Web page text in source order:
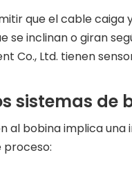
que el cable
inclinan o giran
Co., Ltd. tienen
sistemas de
bobina implica
proceso: